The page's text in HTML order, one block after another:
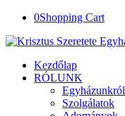
0Shopping Cart
Kezdőlap
RÓLUNK
Egyházunkról
Szolgálatok